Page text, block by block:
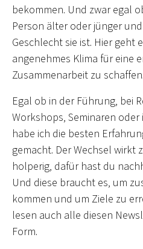
bekommen. Und zwar egal
Person älter oder jünger
Geschlecht sie ist. Hier geht
angenehmes Klima für eine
Zusammenarbeit zu schaffen.
Egal ob in der Führung, bei
Workshops, Seminaren oder
habe ich die besten
gemacht. Der Wechsel wirkt
holperig, dafür hast du
Und diese braucht es, um
kommen und um Ziele zu
lesen auch alle diesen
Form.